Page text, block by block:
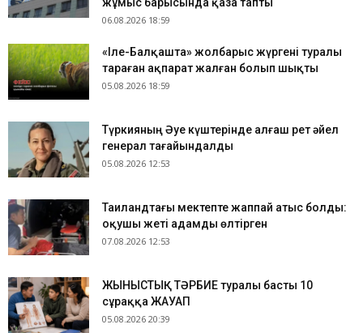
жұмыс барысында қаза тапты
06.08.2026 18:59
«Іле-Балқашта» жолбарыс жүргені туралы
тараған ақпарат жалған болып шықты
05.08.2026 18:59
Түркияның Әуе күштерінде алғаш рет әйел
генерал тағайындалды
05.08.2026 12:53
Таиландтағы мектепте жаппай атыс болды:
оқушы жеті адамды өлтірген
07.08.2026 12:53
ЖЫНЫСТЫҚ ТӘРБИЕ туралы басты 10
сұраққа ЖАУАП
05.08.2026 20:39